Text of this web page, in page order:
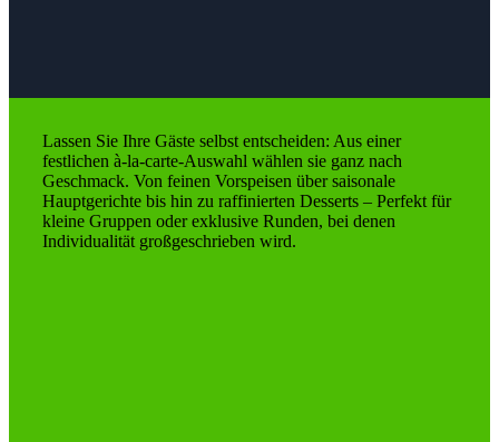
Lassen Sie Ihre Gäste selbst entscheiden: Aus einer
festlichen à-la-carte-Auswahl wählen sie ganz nach
Geschmack. Von feinen Vorspeisen über saisonale
Hauptgerichte bis hin zu raffinierten Desserts – Perfekt für
kleine Gruppen oder exklusive Runden, bei denen
Individualität großgeschrieben wird.